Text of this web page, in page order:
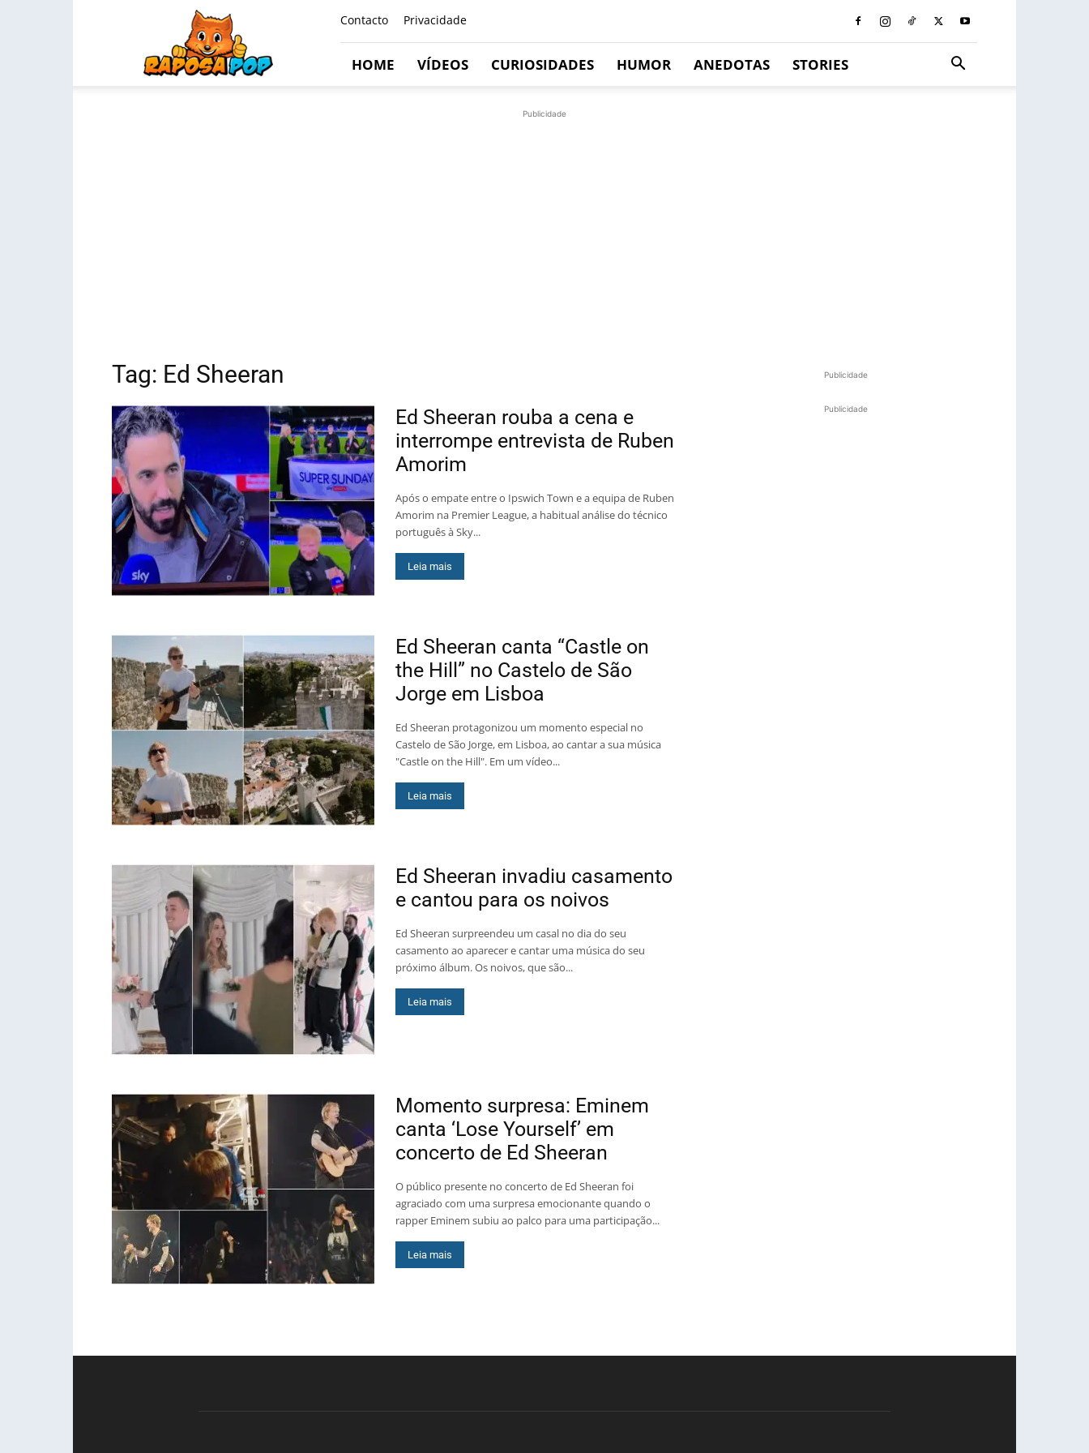
Contacto Privacidade
HOME VÍDEOS CURIOSIDADES HUMOR ANEDOTAS STORIES
Publicidade
Tag: Ed Sheeran
Ed Sheeran rouba a cena e
interrompe entrevista de Ruben
Amorim
Após o empate entre o Ipswich Town e a equipa de Ruben
Amorim na Premier League, a habitual análise do técnico
português à Sky...
Leia mais
Ed Sheeran canta “Castle on
the Hill” no Castelo de São
Jorge em Lisboa
Ed Sheeran protagonizou um momento especial no
Castelo de São Jorge, em Lisboa, ao cantar a sua música
"Castle on the Hill". Em um vídeo...
Leia mais
Ed Sheeran invadiu casamento
e cantou para os noivos
Ed Sheeran surpreendeu um casal no dia do seu
casamento ao aparecer e cantar uma música do seu
próximo álbum. Os noivos, que são...
Leia mais
Momento surpresa: Eminem
canta ‘Lose Yourself’ em
concerto de Ed Sheeran
O público presente no concerto de Ed Sheeran foi
agraciado com uma surpresa emocionante quando o
rapper Eminem subiu ao palco para uma participação...
Leia mais
Publicidade
Publicidade